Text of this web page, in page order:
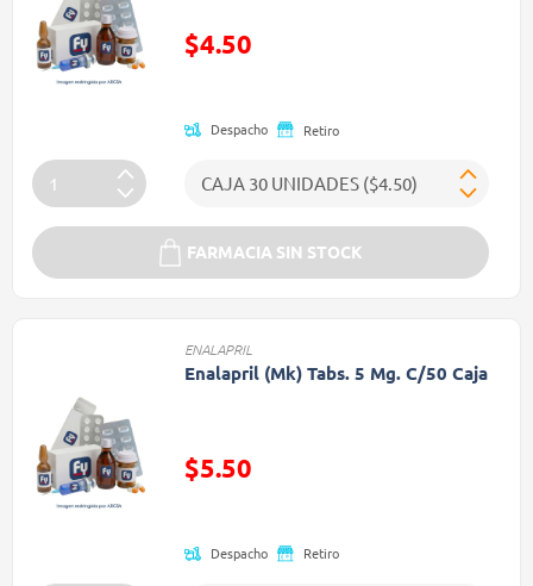
Precio reducido de
$4.50
Despacho Retiro
FARMACIA SIN STOCK
ENALAPRIL
Enalapril (Mk) Tabs. 5 Mg. C/50 Caja
Precio reducido de
$5.50
Despacho Retiro